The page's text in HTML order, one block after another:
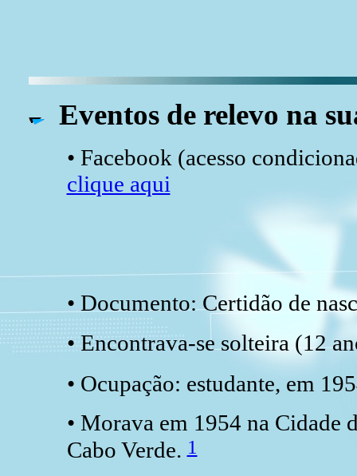
Eventos de relevo na
• Facebook (acesso
clique aqui
• Documento: Certidão de
• Encontrava-se solteira (12
• Ocupação: estudante, em
• Morava em 1954 na Cidade
Cabo Verde.1